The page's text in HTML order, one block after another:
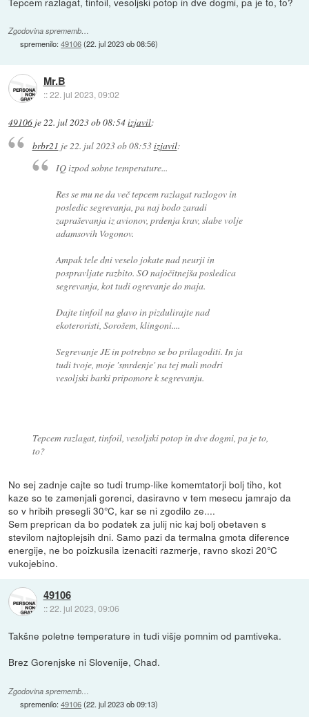
Zgodovina sprememb…
spremenilo:49106(22. jul 2023 ob 08:56)
Mr.B
::22. jul 2023, 09:02
49106 je22. jul 2023 ob 08:54izjavil:
brbr21 je 22. jul 2023 ob 08:53izjavil:
IQ izpod sobne temperature...
Res se mu ne da več tepcem razlagat razlogov in
posledic segrevanja, pa naj bodo zaradi
zapraševanja iz avionov, prdenja krav, slabe volje
adamsovih Vogonov.
Ampak tele dni veselo jokate nad neurji in
pospravljate razbito. SO najočitnejša posledica
segrevanja, kot tudi ogrevanje do maja.
Dajte tinfoil na glavo in pizdulirajte nad
ekoteroristi, Sorošem, klingoni....
Segrevanje JE in potrebno se bo prilagoditi. In ja
tudi tvoje, moje 'smrdenje' na tej mali modri
vesoljski barki pripomore k segrevanju.
Tepcem razlagat, tinfoil, vesoljski potop in dve dogmi, pa je to,
to?
No sej zadnje cajte so tudi trump-like komemtatorji bolj tiho, kot
kaze so te zamenjali gorenci, dasiravno v tem mesecu jamrajo da
so v hribih presegli 30°C, kar se ni zgodilo ze....
Sem preprican da bo podatek za julij nic kaj bolj obetaven s
stevilom najtoplejsih dni. Samo pazi da termalna gmota diference
energije, ne bo poizkusila izenaciti razmerje, ravno skozi 20°C
vukojebino.
49106
::22. jul 2023, 09:06
Takšne poletne temperature in tudi višje pomnim od pamtiveka.
Brez Gorenjske ni Slovenije, Chad.
Zgodovina sprememb…
spremenilo:49106(22. jul 2023 ob 09:13)